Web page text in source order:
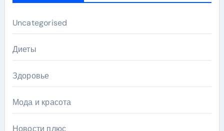
Uncategorised
Диеты
Здоровье
Мода и красота
Новости плюс